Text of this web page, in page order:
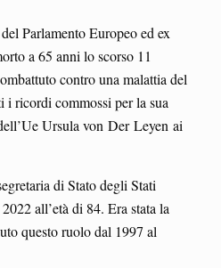
Parlamento Europeo ed ex
a 65 anni lo scorso 11
contro una malattia del
ricordi commossi per la sua
Ursula von Der Leyen ai
di Stato degli Stati
all’età di 84. Era stata la
questo ruolo dal 1997 al